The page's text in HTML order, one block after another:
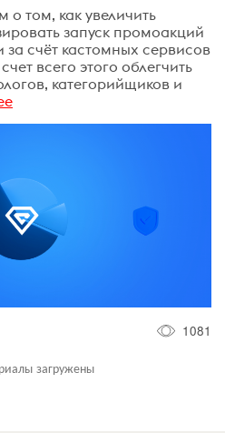
о том, как увеличить
запуск промоакций
счёт кастомных сервисов
всего этого облегчить
категорийщиков и
1081
загружены